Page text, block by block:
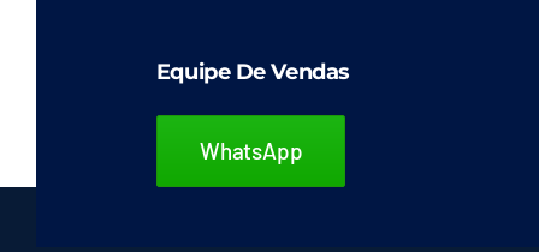
Equipe De Vendas
WhatsApp